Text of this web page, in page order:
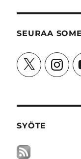
SEURAA
X
SYÖTE